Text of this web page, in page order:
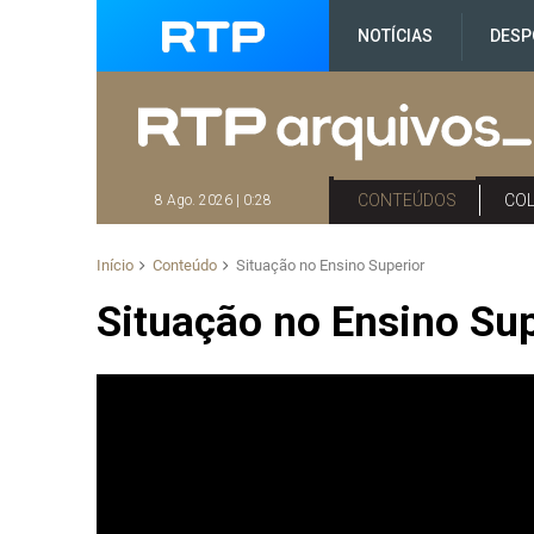
NOTÍCIAS
8 Ago. 2026 | 0:28 CONTEÚDOS
Início Conteúdo Situação no Ensino Superior
Situação no Ensino